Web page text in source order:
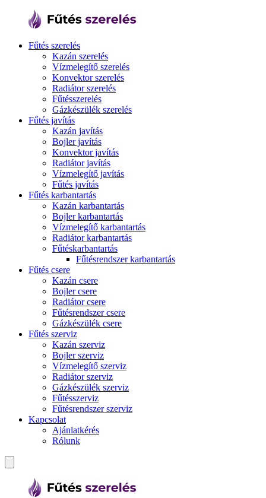
Fűtés szerelés
Kazán szerelés
Vízmelegítő szerelés
Konvektor szerelés
Radiátor szerelés
Fűtésszerelés
Gázkészülék szerelés
Fűtés javítás
Kazán javítás
Bojler javítás
Konvektor javítás
Radiátor javítás
Vízmelegítő javítás
Fűtés javítás
Fűtés karbantartás
Kazán karbantartás
Bojler karbantartás
Vízmelegítő karbantartás
Radiátor karbantartás
Fűtéskarbantartás
Fűtésrendszer karbantartás
Fűtés csere
Kazán csere
Bojler csere
Radiátor csere
Fűtésrendszer csere
Gázkészülék csere
Fűtés szerviz
Kazán szerviz
Bojler szerviz
Vízmelegítő szerviz
Radiátor szerviz
Gázkészülék szerviz
Fűtésszerviz
Fűtésrendszer szerviz
Kapcsolat
Ajánlatkérés
Rólunk